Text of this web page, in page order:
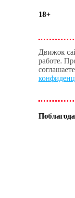
18+
Движок
работе.